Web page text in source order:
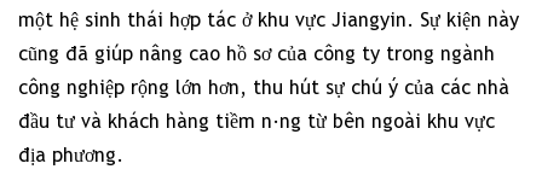
một hệ sinh thái hợp tác ở khu vực Jiangyin. Sự kiện này
cũng đã giúp nâng cao hồ sơ của công ty trong ngành
công nghiệp rộng lớn hơn, thu hút sự chú ý của các nhà
đầu tư và khách hàng tiềm năng từ bên ngoài khu vực
địa phương.